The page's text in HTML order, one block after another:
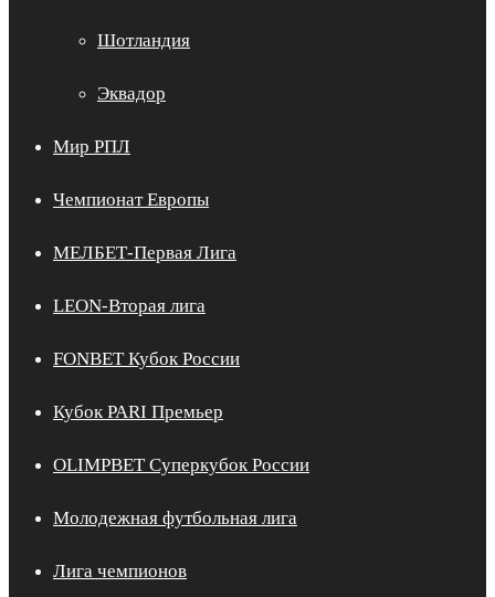
Шотландия
Эквадор
Мир РПЛ
Чемпионат Европы
МЕЛБЕТ-Первая Лига
LEON-Вторая лига
FONBET Кубок России
Кубок PARI Премьер
OLIMPBET Суперкубок России
Молодежная футбольная лига
Лига чемпионов